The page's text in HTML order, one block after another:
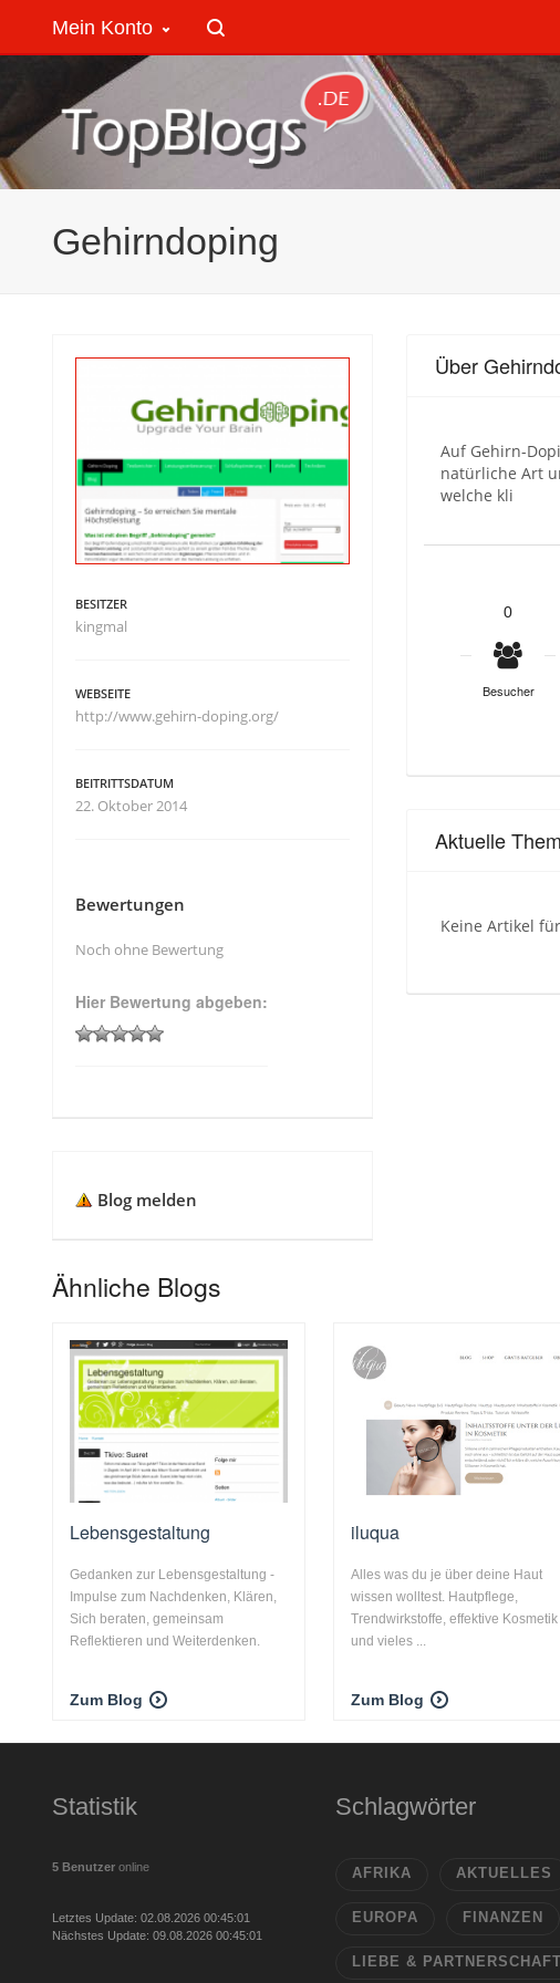
Mein Konto
Gehirndoping
Über
Auf Gehirn-
natürliche Art
welche kli
0
Besucher
Aktuelle
Keine Artikel
BESITZER
kingmal
WEBSEITE
http://www.gehirn-doping.org/
BEITRITTSDATUM
22. Oktober 2014
Bewertungen
Noch ohne Bewertung
Hier Bewertung abgeben:
Blog melden
Ähnliche Blogs
Lebensgestaltung
Gedanken zur Lebensgestaltung -
Impulse zum Nachdenken, Klären,
Sich beraten, gemeinsam
Reflektieren und Weiterdenken.
Zum Blog
iluqua
Alles was du je über deine Haut
wissen wolltest. Hautpflege,
Trendwirkstoffe, effektive Kosmetik
und vieles ...
Zum Blog
Statistik
5 Benutzer online
Letztes Update: 02.08.2026 00:45:01
Nächstes Update: 09.08.2026 00:45:01
Schlagwörter
AFRIKA AKTUELLES
EUROPA FINANZEN
LIEBE & PARTNERSCHAFT